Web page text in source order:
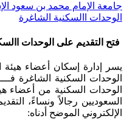
جامعة الإمام محمد بن سعود
الوحدات االسكنية الشاغرة
فتح التقديم على الوحدات
​​​يسر إدارة إسكان أعضاء
الوحدات السكنية الشاغرة
الوحدات السكنية من أعضاء
السعوديين رجالاً ونساءً،
الإلكتروني الموضح أدناه: